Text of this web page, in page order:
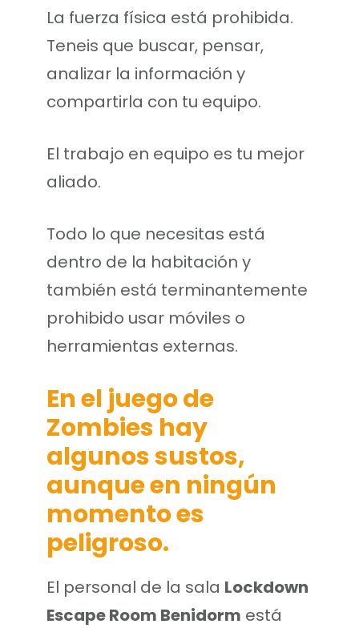
La fuerza física está prohibida.
Teneis que buscar, pensar,
analizar la información y
compartirla con tu equipo.
El trabajo en equipo es tu mejor
aliado.
Todo lo que necesitas está
dentro de la habitación y
también está terminantemente
prohibido usar móviles o
herramientas externas.
En el juego de
Zombies hay
algunos sustos,
aunque en ningún
momento es
peligroso.
El personal de la sala Lockdown
Escape Room Benidorm está